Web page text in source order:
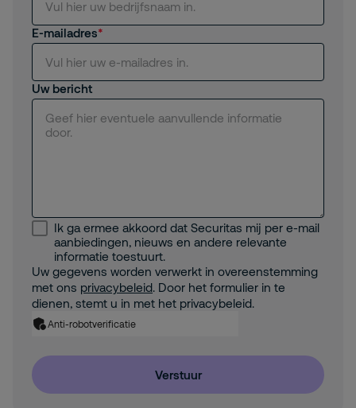
E-mailadres
Uw bericht
Ik ga ermee akkoord dat Securitas mij per e-mail
aanbiedingen, nieuws en andere relevante
informatie toestuurt.
Uw gegevens worden verwerkt in overeenstemming
met ons privacybeleid. Door het formulier in te
dienen, stemt u in met het privacybeleid.
Anti-robotverificatie
Verstuur